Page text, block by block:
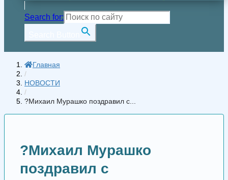
Search for:
Главная
/
НОВОСТИ
/
?Михаил Мурашко поздравил с...
?Михаил Мурашко
поздравил с